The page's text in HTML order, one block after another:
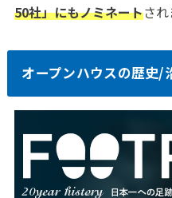
50社」にもノミネートされ
オープンハウスの歴史/